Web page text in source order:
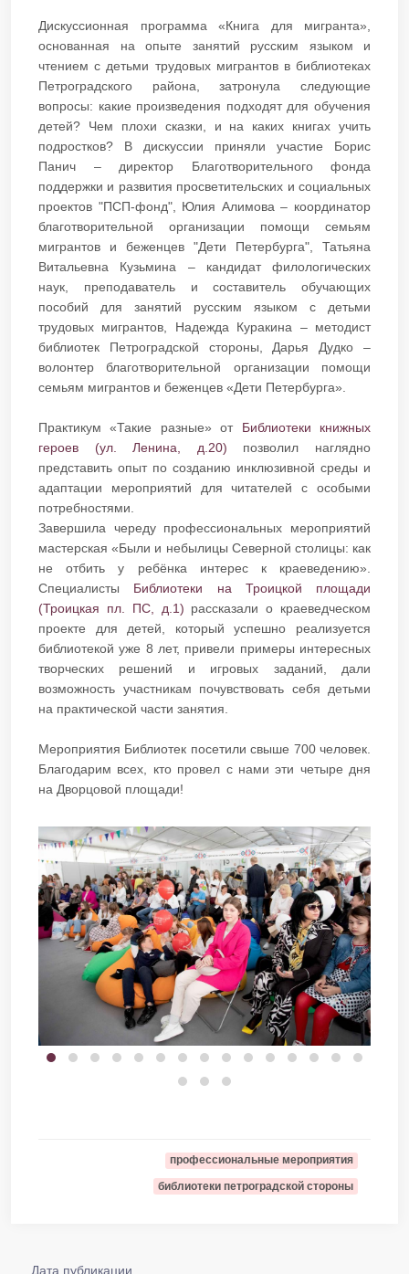
Дискуссионная программа «Книга для мигранта»,
основанная на опыте занятий русским языком и
чтением с детьми трудовых мигрантов в библиотеках
Петроградского района, затронула следующие
вопросы: какие произведения подходят для обучения
детей? Чем плохи сказки, и на каких книгах учить
подростков? В дискуссии приняли участие Борис
Панич – директор Благотворительного фонда
поддержки и развития просветительских и социальных
проектов "ПСП-фонд", Юлия Алимова – координатор
благотворительной организации помощи семьям
мигрантов и беженцев "Дети Петербурга", Татьяна
Витальевна Кузьмина – кандидат филологических
наук, преподаватель и составитель обучающих
пособий для занятий русским языком с детьми
трудовых мигрантов, Надежда Куракина – методист
библиотек Петроградской стороны, Дарья Дудко –
волонтер благотворительной организации помощи
семьям мигрантов и беженцев «Дети Петербурга».
Практикум «Такие разные» от Библиотеки книжных
героев (ул. Ленина, д.20) позволил наглядно
представить опыт по созданию инклюзивной среды и
адаптации мероприятий для читателей с особыми
потребностями.
Завершила череду профессиональных мероприятий
мастерская «Были и небылицы Северной столицы: как
не отбить у ребёнка интерес к краеведению».
Специалисты Библиотеки на Троицкой площади
(Троицкая пл. ПС, д.1) рассказали о краеведческом
проекте для детей, который успешно реализуется
библиотекой уже 8 лет, привели примеры интересных
творческих решений и игровых заданий, дали
возможность участникам почувствовать себя детьми
на практической части занятия.
Мероприятия Библиотек посетили свыше 700 человек.
Благодарим всех, кто провел с нами эти четыре дня
на Дворцовой площади!​​​​
профессиональные мероприятия
библиотеки петроградской стороны
Дата публикации